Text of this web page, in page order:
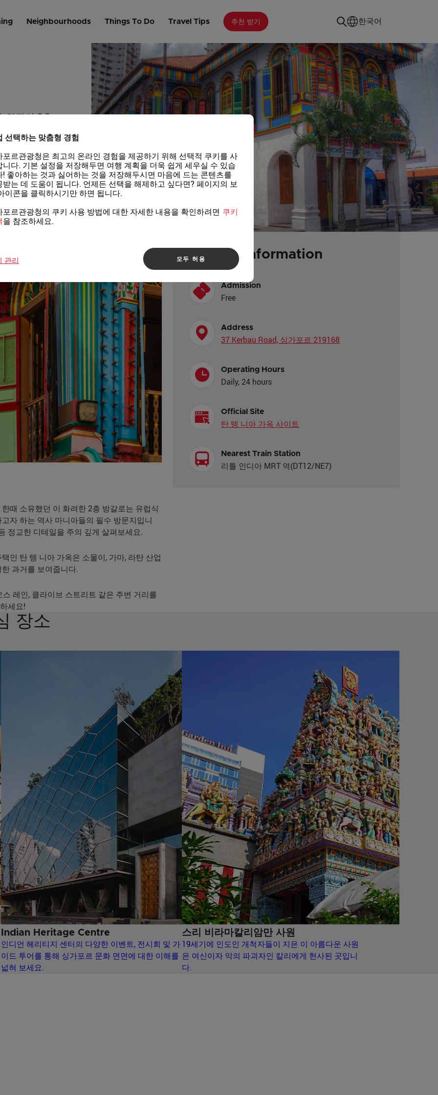
Neighbourhoods Things To Do Travel Tips 추천 받기 한국어
외관의 2층
식 주택입
때 소유했던 이 화려한 2층 방갈로는 유럽식
자 하는 역사 마니아들의 필수 방문지입니
정교한 디테일을 주의 깊게 살펴보세요.
인 탄 텡 니아 가옥은 소몰이, 가마, 라탄 산업
과거를 보여줍니다.
레인, 클라이브 스트리트 같은 주변 거리를
세요!
Visiting Information
Admission
Free
Address
37 Kerbau Road, 싱가포르 219168
Operating Hours
Daily, 24 hours
Official Site
탄 텡 니아 가옥 사이트
Nearest Train Station
리틀 인디아 MRT 역(DT12/NE7)
장소
Indian Heritage Centre
인디언 헤리티지 센터의 다양한 이벤트, 전시회 및 가
이드 투어를 통해 싱가포르 문화 면면에 대한 이해를
넓혀 보세요.
스리 비라마칼리암만 사원
19세기에 인도인 개척자들이 지은 이 아름다운 사원
은 여신이자 악의 파괴자인 칼리에게 헌사된 곳입니
다.
선택하는 맞춤형 경험
포르관광청은 최고의 온라인 경험을 제공하기 위해 선택적 쿠키를 사
니다. 기본 설정을 저장해두면 여행 계획을 더욱 쉽게 세우실 수 있습
! 좋아하는 것과 싫어하는 것을 저장해두시면 마음에 드는 콘텐츠를
받는 데 도움이 됩니다. 언제든 선택을 해제하고 싶다면? 페이지의 보
이콘을 클릭하시기만 하면 됩니다.
포르관광청의 쿠키 사용 방법에 대한 자세한 내용을 확인하려면 쿠키
을 참조하세요.
모두 허용
관리